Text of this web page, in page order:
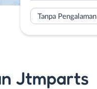
Tanpa Pengalaman
Jtmparts